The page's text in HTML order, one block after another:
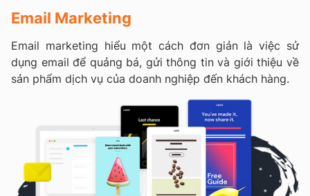
Email Marketing
Email marketing hiểu một cách đơn giản là việc sử
dụng email để quảng bá, gửi thông tin và giới thiệu về
sản phẩm dịch vụ của doanh nghiệp đến khách hàng.